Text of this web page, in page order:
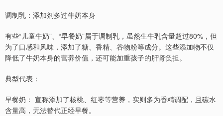
调制乳：添加剂多过牛奶本身
有些“儿童牛奶”、“早餐奶”属于调制乳，虽然生牛乳含量超过80%，但
为了口感和风味，添加了糖、香精、谷物粉等成分。这些添加物不仅
降低了牛奶本身的营养价值，还可能加重孩子的肝肾负担。
典型代表：
早餐奶： 宣称添加了核桃、红枣等营养，实则多为香精调配，且碳水
含量高，无法替代正经早餐。